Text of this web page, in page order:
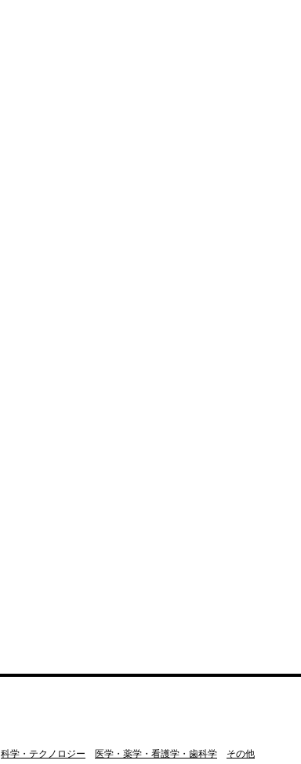
科学・テクノロジー 医学・薬学・看護学・歯科学 その他